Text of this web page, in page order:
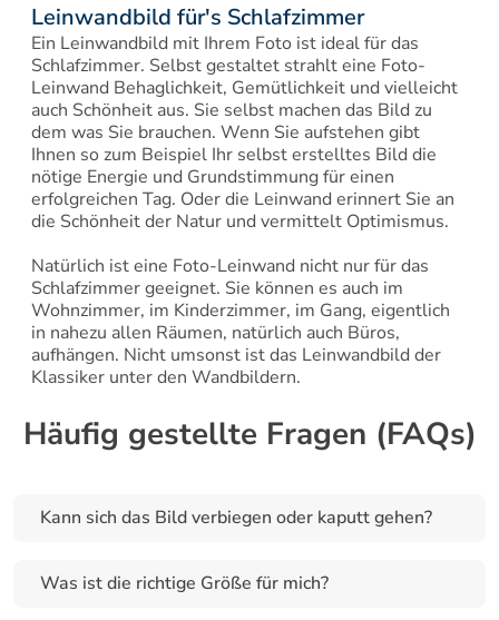
Leinwandbild für's Schlafzimmer
Ein Leinwandbild mit Ihrem Foto ist ideal für das
Schlafzimmer. Selbst gestaltet strahlt eine Foto-
Leinwand Behaglichkeit, Gemütlichkeit und vielleicht
auch Schönheit aus. Sie selbst machen das Bild zu
dem was Sie brauchen. Wenn Sie aufstehen gibt
Ihnen so zum Beispiel Ihr selbst erstelltes Bild die
nötige Energie und Grundstimmung für einen
erfolgreichen Tag. Oder die Leinwand erinnert Sie an
die Schönheit der Natur und vermittelt Optimismus.
Natürlich ist eine Foto-Leinwand nicht nur für das
Schlafzimmer geeignet. Sie können es auch im
Wohnzimmer, im Kinderzimmer, im Gang, eigentlich
in nahezu allen Räumen, natürlich auch Büros,
aufhängen. Nicht umsonst ist das Leinwandbild der
Klassiker unter den Wandbildern.
Häufig gestellte Fragen (FAQs)
Kann sich das Bild verbiegen oder kaputt gehen?
Was ist die richtige Größe für mich?